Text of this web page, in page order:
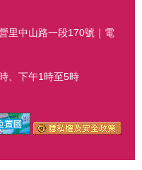
里中山路一段170號｜電
、下午1時至5時